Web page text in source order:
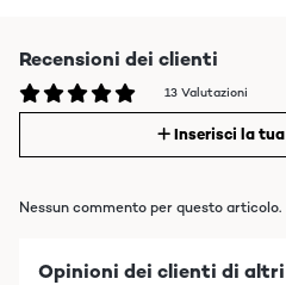
Recensioni dei clienti
13 Valutazioni
Inserisci la
Nessun commento per questo articolo.
Opinioni dei clienti di altri